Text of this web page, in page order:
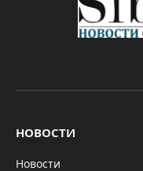
НОВОСТИ
Новости